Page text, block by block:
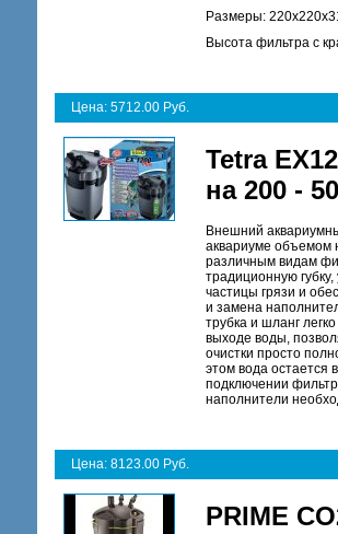
Размеры:
Высота фильтра с
Цена: 5712.00 Руб.
Tetra
на 200 -
Внешний
аквариуме объемом
различным видам
традиционную
частицы грязи и
и замена
трубка и шланг
выходе воды,
очистки просто
этом вода остается
подключении
наполнители
Цена: 8123.00 Руб.
PRIME